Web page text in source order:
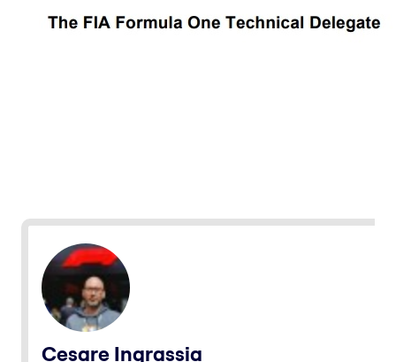
Cesare Ingrassia